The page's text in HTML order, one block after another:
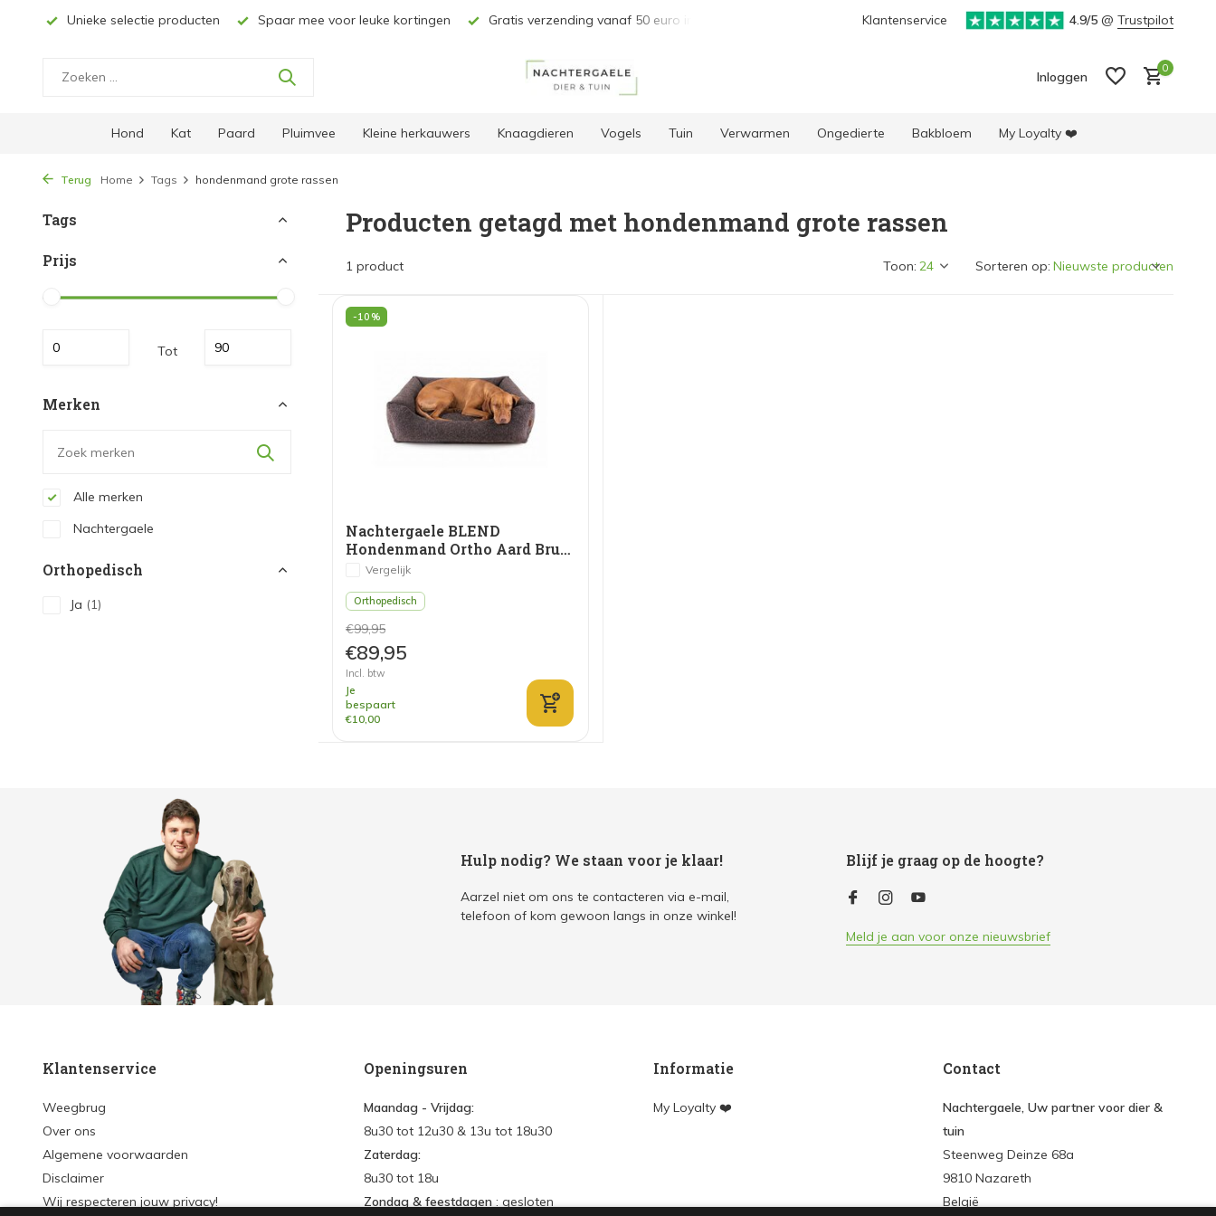
producten Spaar mee voor leuke kortingen Gratis verzending vanaf 50 euro in BE & NL* Unieke selectie producten Klantenservice 4.9/5 @ Trustpilot
Inloggen
0
Hond Kat Paard Pluimvee Kleine herkauwers Knaagdieren Vogels Tuin Verwarmen Ongedierte Bakbloem My Loyalty ❤️
Terug Home Tags hondenmand grote rassen
Tags
Prijs
Tot
Merken
Alle merken
Nachtergaele
Orthopedisch
Ja (1)
Producten getagd met hondenmand grote rassen
1 product Toon: Sorteren op:
-10%
Nachtergaele BLEND
Hondenmand Ortho Aard Bruin
Vergelijk
Orthopedisch
€99,95
€89,95
Incl. btw
Je
bespaart
€10,00
Hulp nodig? We staan voor je klaar!
Aarzel niet om ons te contacteren via e-mail,
telefoon of kom gewoon langs in onze winkel!
Blijf je graag op de hoogte?
Meld je aan voor onze nieuwsbrief
Klantenservice
Weegbrug
Over ons
Algemene voorwaarden
Disclaimer
Wij respecteren jouw privacy!
Openingsuren
Maandag - Vrijdag:
8u30 tot 12u30 & 13u tot 18u30
Zaterdag:
8u30 tot 18u
Zondag & feestdagen : gesloten
Informatie
My Loyalty ❤️
Contact
Nachtergaele, Uw partner voor dier &
tuin
Steenweg Deinze 68a
9810 Nazareth
België